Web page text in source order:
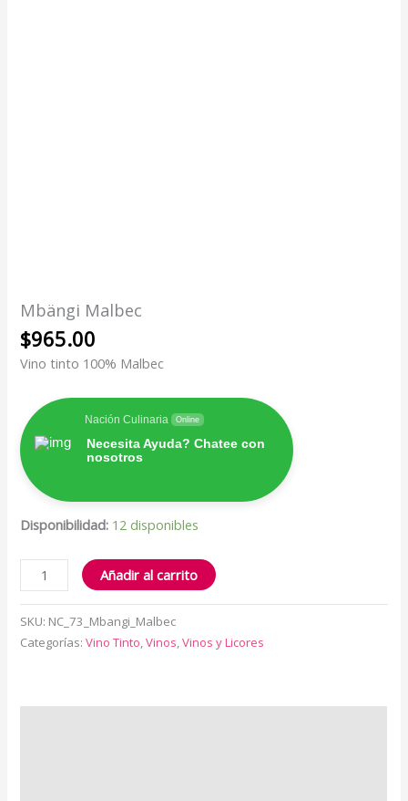
Mbängi Malbec
$965.00
Vino tinto 100% Malbec
Nación Culinaria Online
Necesita Ayuda? Chatee con
nosotros
Disponibilidad: 12 disponibles
Añadir al carrito
SKU: NC_73_Mbangi_Malbec
Categorías:Vino Tinto,Vinos,Vinos y Licores